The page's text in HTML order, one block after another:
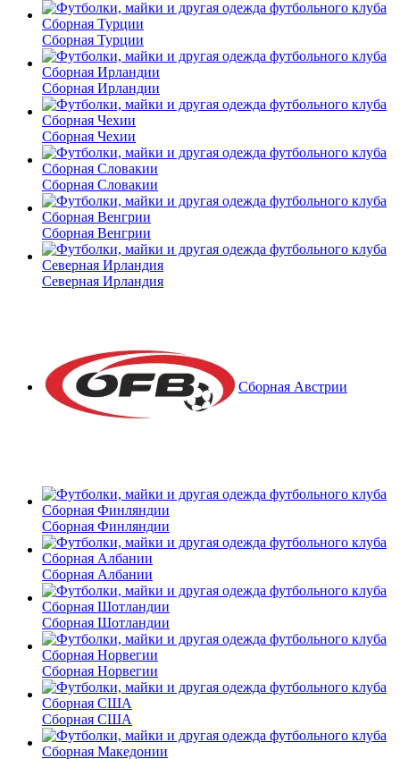
Сборная Турции
Сборная Ирландии
Сборная Чехии
Сборная Словакии
Сборная Венгрии
Северная Ирландия
Сборная Австрии
Сборная Финляндии
Сборная Албании
Сборная Шотландии
Сборная Норвегии
Сборная США